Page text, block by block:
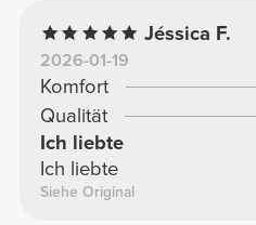
Jéssica F.
2026-01-19
Komfort
Qualität
Ich liebte
Ich liebte
Siehe Original